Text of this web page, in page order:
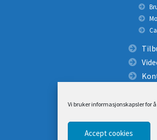
Vi bruker informasjonskapsler for
Accept cookies